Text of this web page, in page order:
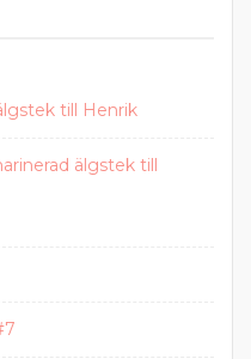
till Henrik
älgstek till